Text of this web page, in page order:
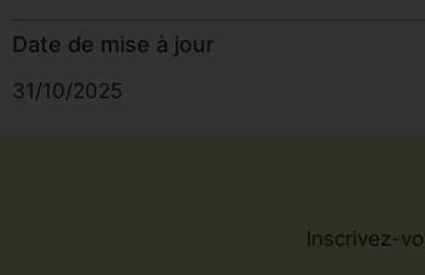
Date de mise à jour
31/10/2025
Inscrivez-